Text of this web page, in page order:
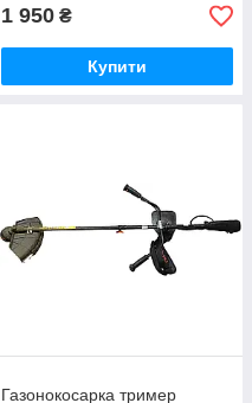
1 950 ₴
Купити
Газонокосарка тример